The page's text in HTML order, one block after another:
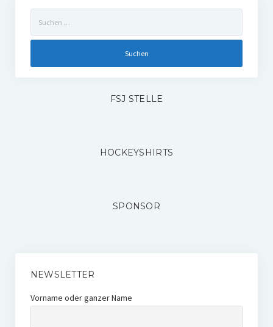
nach:
FSJ STELLE
HOCKEYSHIRTS
SPONSOR
NEWSLETTER
Vorname oder ganzer Name